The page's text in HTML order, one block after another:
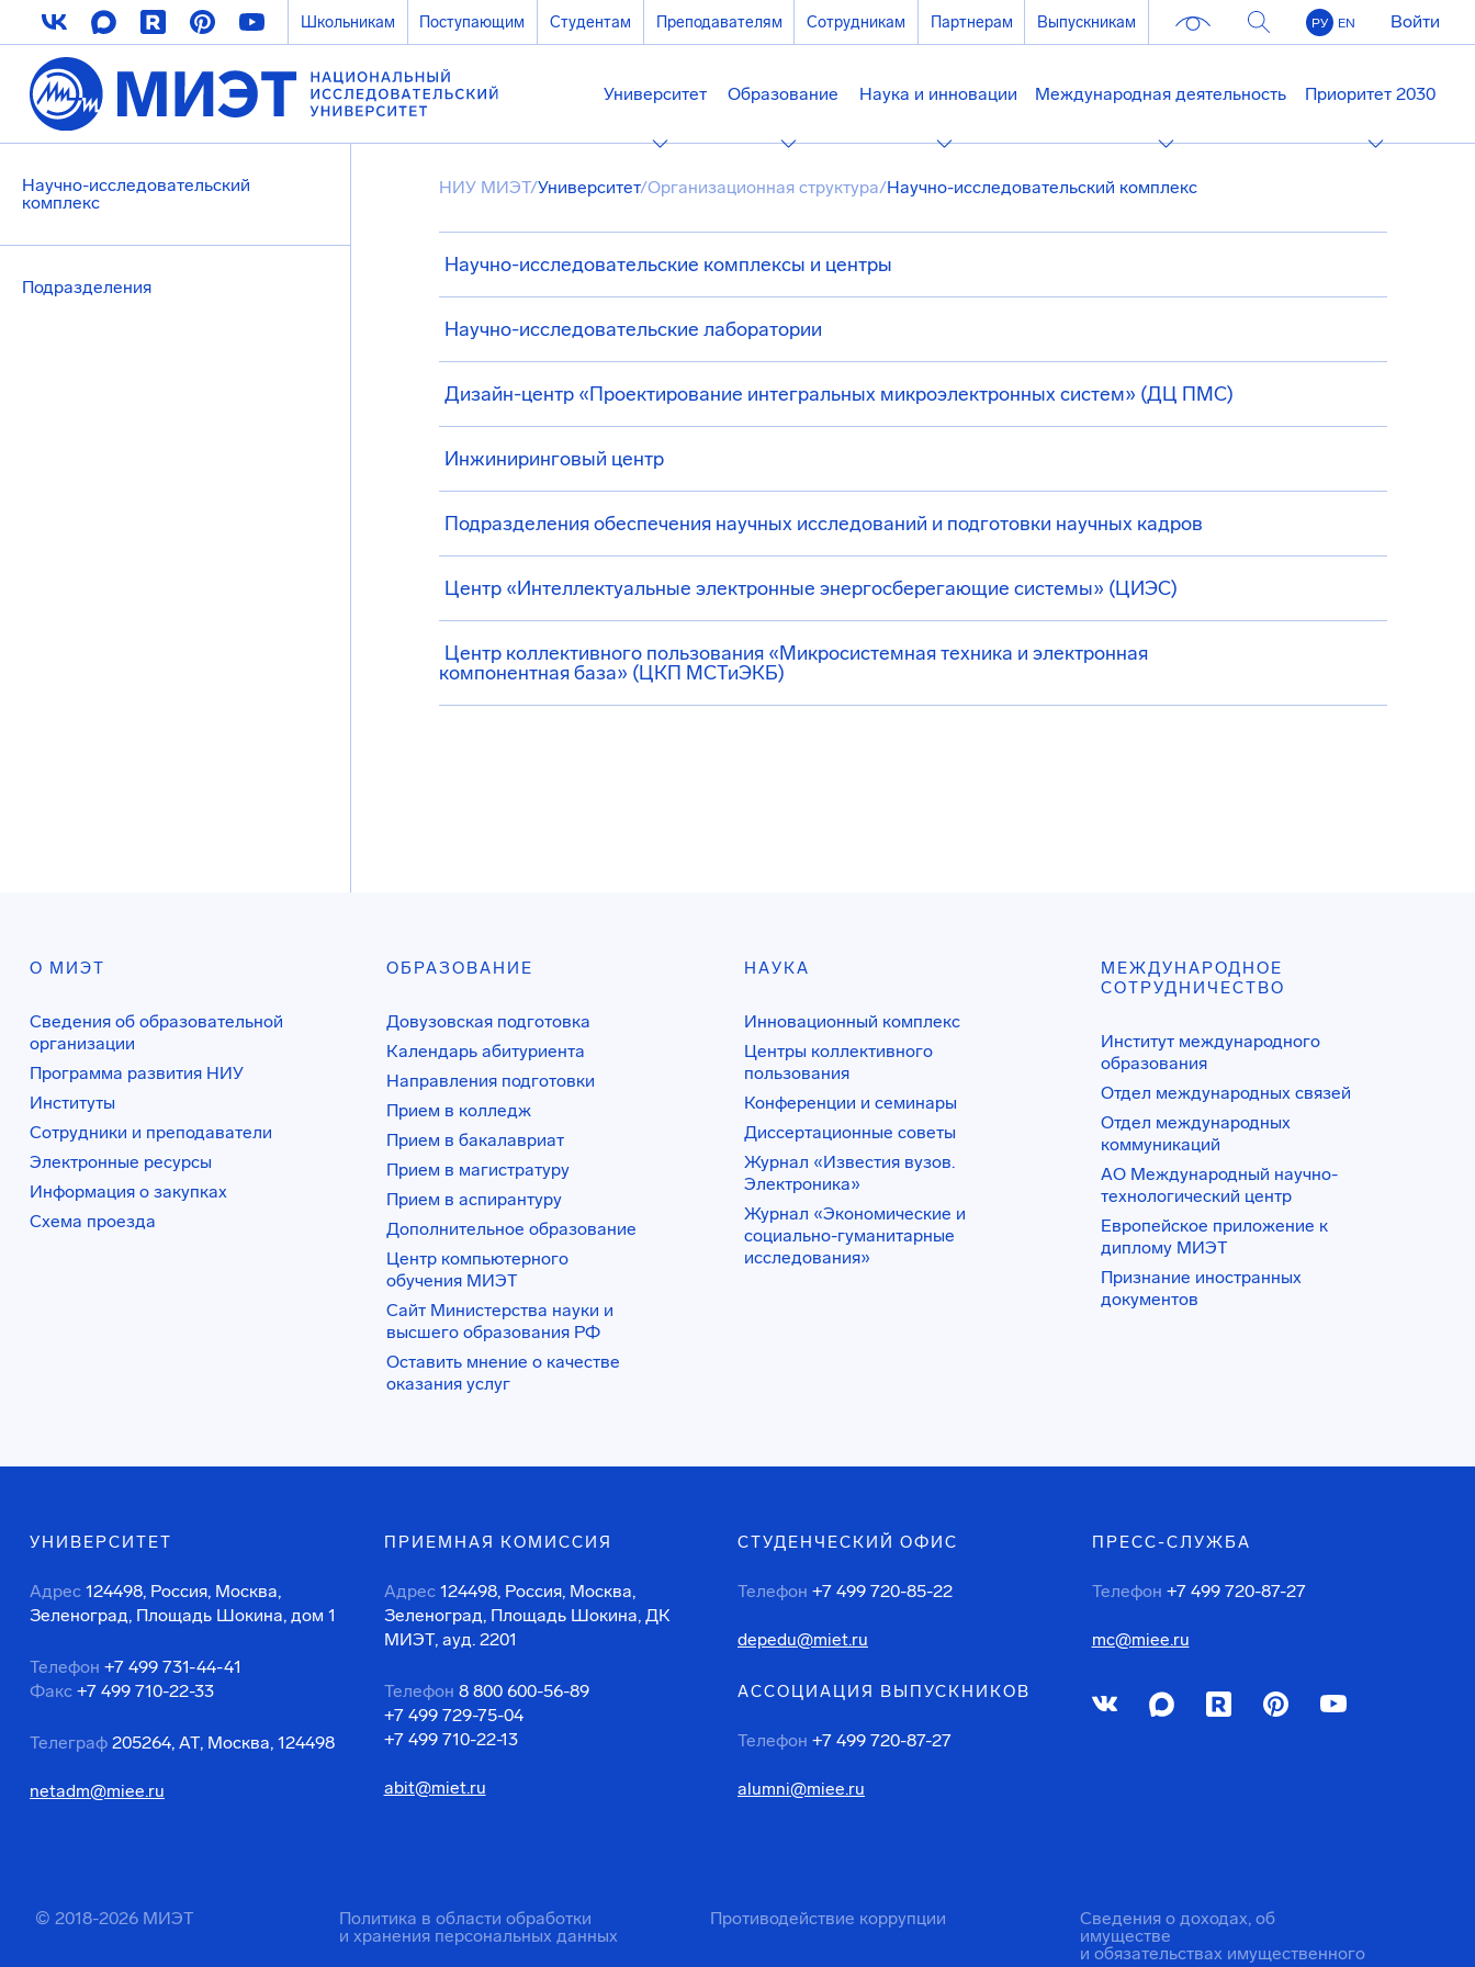
Школьникам Поступающим Студентам Преподавателям Сотрудникам Партнерам Выпускникам РУ EN Войти
Университет Образование Наука и инновации Международная деятельность Приоритет 2030
Научно-исследовательский
комплекс
Подразделения
НИУ МИЭТ/Университет/Организационная структура/Научно-исследовательский комплекс
Научно-исследовательские комплексы и центры
Научно-исследовательские лаборатории
Дизайн-центр «Проектирование интегральных микроэлектронных систем» (ДЦ ПМС)
Инжиниринговый центр
Подразделения обеспечения научных исследований и подготовки научных кадров
Центр «Интеллектуальные электронные энергосберегающие системы» (ЦИЭС)
Центр коллективного пользования «Микросистемная техника и электронная
компонентная база» (ЦКП МСТиЭКБ)
О МИЭТ
Сведения об образовательной
организации
Программа развития НИУ
Институты
Сотрудники и преподаватели
Электронные ресурсы
Информация о закупках
Схема проезда
ОБРАЗОВАНИЕ
Довузовская подготовка
Календарь абитуриента
Направления подготовки
Прием в колледж
Прием в бакалавриат
Прием в магистратуру
Прием в аспирантуру
Дополнительное образование
Центр компьютерного
обучения МИЭТ
Сайт Министерства науки и
высшего образования РФ
Оставить мнение о качестве
оказания услуг
НАУКА
Инновационный комплекс
Центры коллективного
пользования
Конференции и семинары
Диссертационные советы
Журнал «Известия вузов.
Электроника»
Журнал «Экономические и
социально-гуманитарные
исследования»
МЕЖДУНАРОДНОЕ
СОТРУДНИЧЕСТВО
Институт международного
образования
Отдел международных связей
Отдел международных
коммуникаций
АО Международный научно-
технологический центр
Европейское приложение к
диплому МИЭТ
Признание иностранных
документов
УНИВЕРСИТЕТ
Адрес 124498, Россия, Москва,
Зеленоград, Площадь Шокина, дом 1
Телефон +7 499 731-44-41
Факс +7 499 710-22-33
Телеграф 205264, АТ, Москва, 124498
netadm@miee.ru
ПРИЕМНАЯ КОМИССИЯ
Адрес 124498, Россия, Москва,
Зеленоград, Площадь Шокина, ДК
МИЭТ, ауд. 2201
Телефон 8 800 600-56-89
+7 499 729-75-04
+7 499 710-22-13
abit@miet.ru
СТУДЕНЧЕСКИЙ ОФИС
Телефон +7 499 720-85-22
depedu@miet.ru
АССОЦИАЦИЯ ВЫПУСКНИКОВ
Телефон +7 499 720-87-27
alumni@miee.ru
ПРЕСС-СЛУЖБА
Телефон +7 499 720-87-27
mc@miee.ru
© 2018-2026 МИЭТ
Политика в области обработки
и хранения персональных данных
Противодействие коррупции
Сведения о доходах, об
имуществе
и обязательствах имущественного